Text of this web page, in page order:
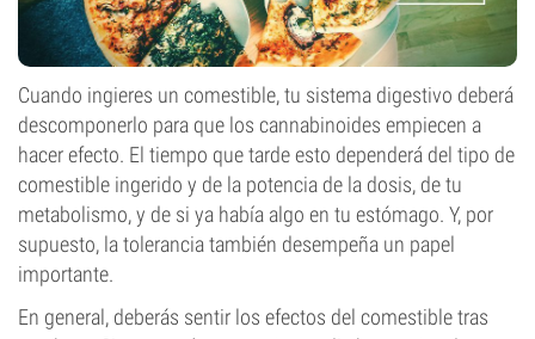
Cuando ingieres un comestible, tu sistema digestivo deberá
descomponerlo para que los cannabinoides empiecen a
hacer efecto. El tiempo que tarde esto dependerá del tipo de
comestible ingerido y de la potencia de la dosis, de tu
metabolismo, y de si ya había algo en tu estómago. Y, por
supuesto, la tolerancia también desempeña un papel
importante.
En general, deberás sentir los efectos del comestible tras